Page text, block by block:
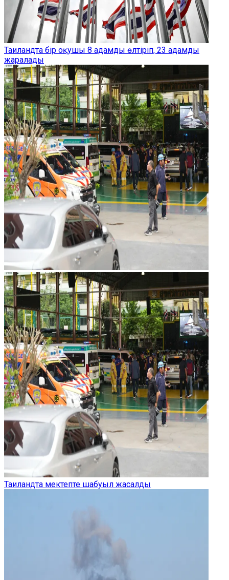
Таиландта бір оқушы 8 адамды өлтіріп, 23 адамды
жаралады
Таиландта мектепте шабуыл жасалды